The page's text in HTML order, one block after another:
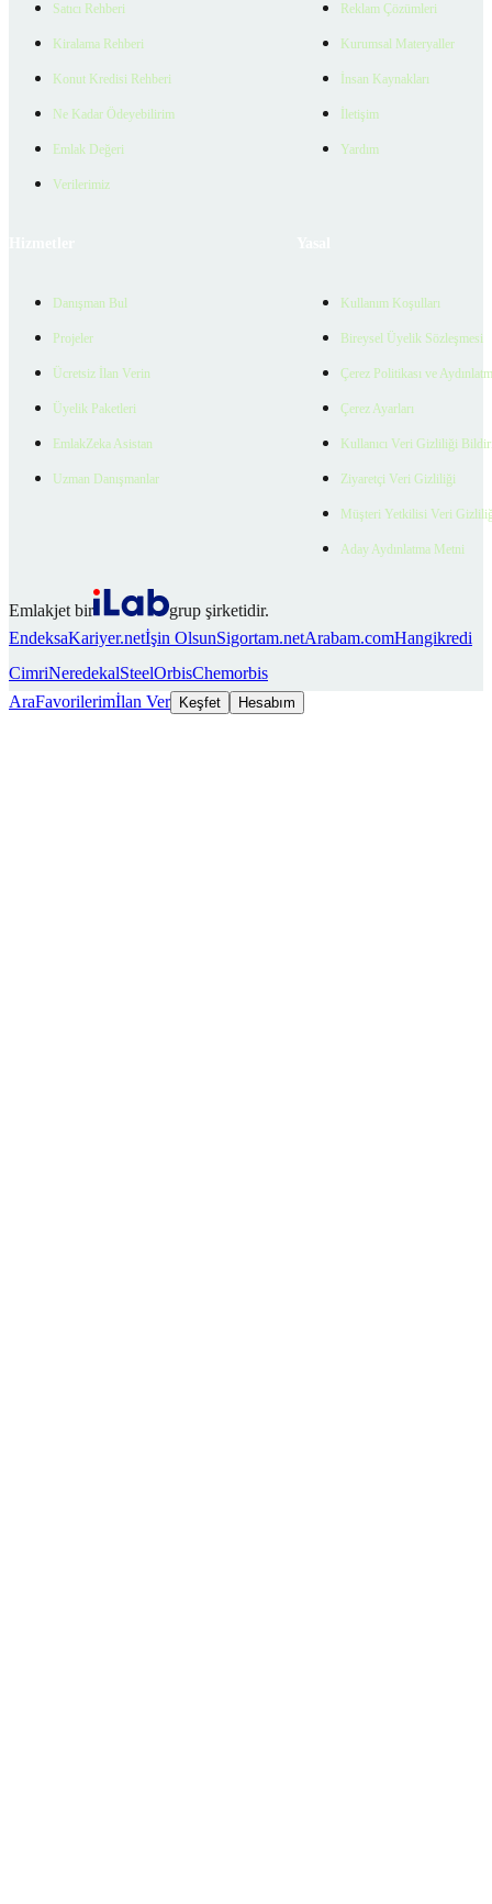
Satıcı Rehberi
Kiralama Rehberi
Konut Kredisi Rehberi
Ne Kadar Ödeyebilirim
Emlak Değeri
Verilerimiz
Reklam Çözümleri
Kurumsal Materyaller
İnsan Kaynakları
İletişim
Yardım
Danışman Bul
Projeler
Ücretsiz İlan Verin
Üyelik Paketleri
EmlakZeka Asistan
Uzman Danışmanlar
Kullanım Koşulları
Bireysel Üyelik Sözleşmesi
Çerez Politikası ve
Çerez Ayarları
Kullanıcı Veri Gizliliği
Ziyaretçi Veri Gizliliği
Müşteri Yetkilisi Veri
Aday Aydınlatma Metni
Emlakjet bir
grup şirketidir.
EndeksaKariyer.netİşin OlsunSigortam.netArabam.comHangikredi
CimriNeredekalSteelOrbisChemorbis
AraFavorilerimİlan Ver Keşfet Hesabım